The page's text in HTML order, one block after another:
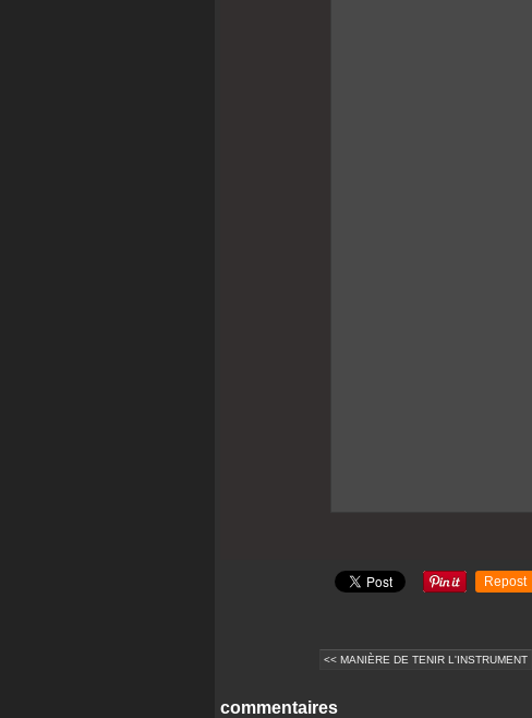
Repost
<< MANIÈRE DE TENIR L'INSTRUMENT
commentaires